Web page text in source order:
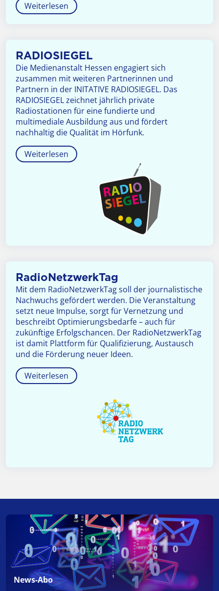
Weiterlesen
RADIOSIEGEL
Die Medienanstalt Hessen engagiert sich
zusammen mit weiteren Partnerinnen und
Partnern in der INITATIVE RADIOSIEGEL. Das
RADIOSIEGEL zeichnet jährlich private
Radiostationen für eine fundierte und
multimediale Ausbildung aus und fördert
nachhaltig die Qualität im Hörfunk.
Weiterlesen
RadioNetzwerkTag
Mit dem RadioNetzwerkTag soll der journalistische
Nachwuchs gefördert werden. Die Veranstaltung
setzt neue Impulse, sorgt für Vernetzung und
beschreibt Optimierungsbedarfe – auch für
zukünftige Erfolgschancen. Der RadioNetzwerkTag
ist damit Plattform für Qualifizierung, Austausch
und die Förderung neuer Ideen.
Weiterlesen
News-Abo